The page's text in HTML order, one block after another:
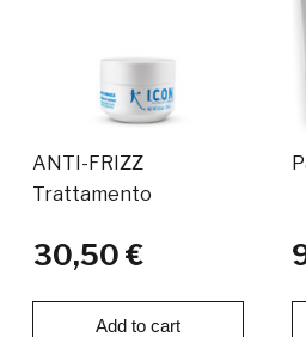
ANTI-FRIZZ
Trattamento
30,50 €
Add to cart